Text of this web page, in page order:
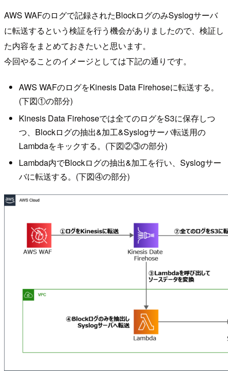
AWS WAFのログで記録されたBlockログのみSyslogサーバ
に転送するという検証を行う機会がありましたので、検証し
た内容をまとめておきたいと思います。
今回やることのイメージとしては下記の通りです。
AWS WAFのログをKinesis Data Firehoseに転送する。
(下図①の部分)
Kinesis Data Firehoseでは全てのログをS3に保存しつ
つ、Blockログの抽出&加工&Syslogサーバ転送用の
Lambdaをキックする。(下図②③の部分)
Lambda内でBlockログの抽出&加工を行い、Syslogサー
バに転送する。(下図④の部分)